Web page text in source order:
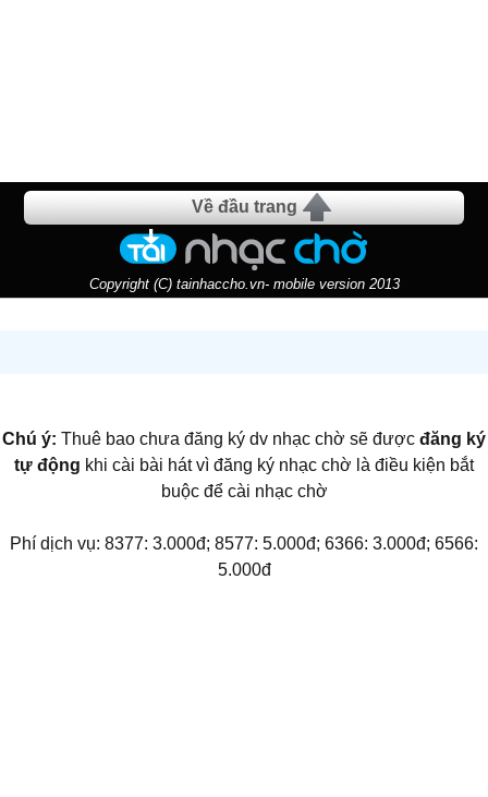
Về đầu trang
Copyright (C) tainhaccho.vn- mobile version 2013
Chú ý: Thuê bao chưa đăng ký dv nhạc chờ sẽ được đăng ký
tự động khi cài bài hát vì đăng ký nhạc chờ là điều kiện bắt
buộc để cài nhạc chờ
Phí dịch vụ: 8377: 3.000đ; 8577: 5.000đ; 6366: 3.000đ; 6566:
5.000đ